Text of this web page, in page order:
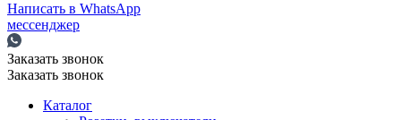
Написать в WhatsApp
мессенджер
Заказать звонок
Заказать звонок
Каталог